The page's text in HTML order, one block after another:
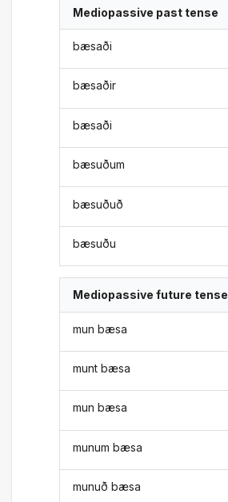
Mediopassive past tense
bæsaði
bæsaðir
bæsaði
bæsuðum
bæsuðuð
bæsuðu
Mediopassive future tense
mun bæsa
munt bæsa
mun bæsa
munum bæsa
munuð bæsa